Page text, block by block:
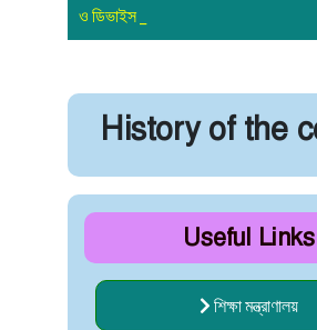
ও ডিভাইস খতন-
History of the
Useful Links
শিক্ষা মন্ত্রাণালয়